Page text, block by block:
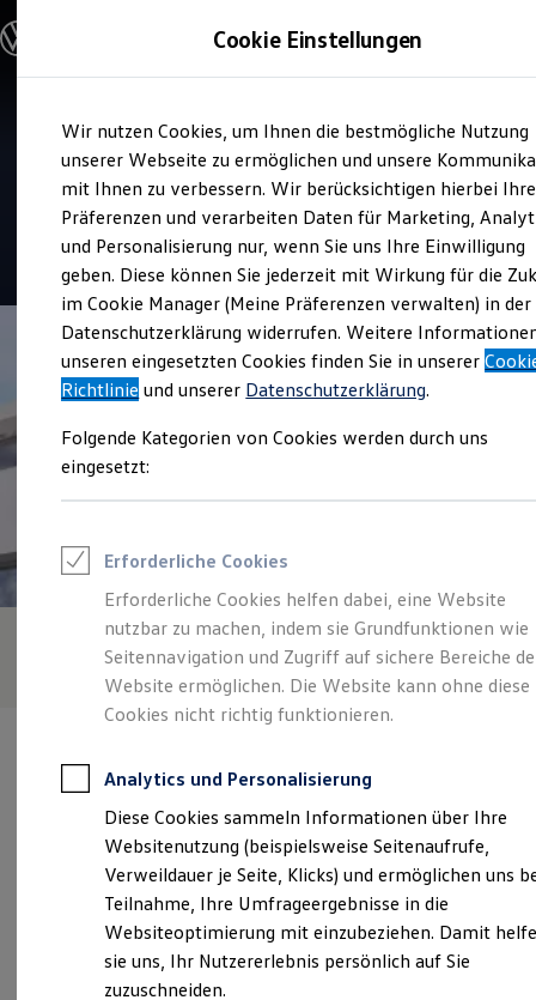
Hauptinhalt
springen
Footer
springen
Modelle und Konfigurator
Modelle vergleichen
Elektroautos
ENERGY Sondermodelle
Nutzfahrzeuge
SUV und CUV
Familienautos
Kombis
Kompaktwagen
Sportwagen
Schnell verfügbare Fahrzeuge
Angebote und Produkte
Aktuelle Angebote
E-Auto-Förderung
Volkswagen Marktplatz
Junge Gebrauchtwagen und Gebrauchtwagen
Volkswagen Zertifizierte Gebrauchtwagen
Zubehör- und Serviceangebote
Leasing
Leasing-Angebote
Gebrauchtwagen Leasing
Junge Gebrauchtwagen-Leasing
Elektroauto Leasing
Kleinwagen-Leasing
Leasing ohne Anzahlung
Finanzierung
Kfz-Versicherung
Restschuldversicherungen
Garantien
Wartungsverträge
Geschäftskunden
Professional Class bei Volkswagen
Großkunden
Behörden
Direktkunden
Sonderfahrzeuge
Service
EF S Automobile Stuttgart-
Vaihingen
Automobile GmbH (Impressum & Rechtliches)
Cookie Einstellungen
Wir nutzen Cookies, um Ihnen die bestmögliche Nutzung
unserer Webseite zu ermöglichen und unsere
mit Ihnen zu verbessern. Wir berücksichtigen hierbei Ihre
Präferenzen und verarbeiten Daten für Marketing,
und Personalisierung nur, wenn Sie uns Ihre Einwilligung
geben. Diese können Sie jederzeit mit Wirkung für die
im Cookie Manager (Meine Präferenzen verwalten) in der
Datenschutzerklärung widerrufen. Weitere
unseren eingesetzten Cookies finden Sie in unserer
Richtlinie und unserer Datenschutzerklärung.
Folgende Kategorien von Cookies werden durch uns
eingesetzt:
Erforderliche Cookies
Erforderliche Cookies helfen dabei, eine Website
nutzbar zu machen, indem sie Grundfunktionen wie
Seitennavigation und Zugriff auf sichere Bereiche
Website ermöglichen. Die Website kann ohne diese
Cookies nicht richtig funktionieren.
Analytics und Personalisierung
Diese Cookies sammeln Informationen über Ihre
Websitenutzung (beispielsweise Seitenaufrufe,
Verweildauer je Seite, Klicks) und ermöglichen uns
Teilnahme, Ihre Umfrageergebnisse in die
Websiteoptimierung mit einzubeziehen. Damit
sie uns, Ihr Nutzererlebnis persönlich auf Sie
zuzuschneiden.